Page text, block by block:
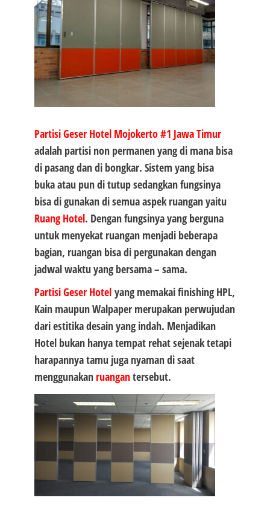
Partisi Geser Hotel Mojokerto #1 Jawa Timur
adalah partisi non permanen yang di mana bisa
di pasang dan di bongkar. Sistem yang bisa
buka atau pun di tutup sedangkan fungsinya
bisa di gunakan di semua aspek ruangan yaitu
Ruang Hotel. Dengan fungsinya yang berguna
untuk menyekat ruangan menjadi beberapa
bagian, ruangan bisa di pergunakan dengan
jadwal waktu yang bersama – sama.
Partisi Geser Hotel yang memakai finishing HPL,
Kain maupun Walpaper merupakan perwujudan
dari estitika desain yang indah. Menjadikan
Hotel bukan hanya tempat rehat sejenak tetapi
harapannya tamu juga nyaman di saat
menggunakan ruangantersebut.